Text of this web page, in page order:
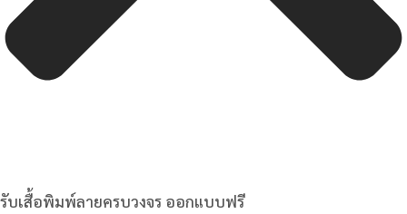
รับเสื้อพิมพ์ลายครบวงจร ออกแบบฟรี